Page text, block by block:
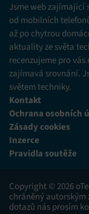
Jsme web zajímající
od mobilních
až po chytrou
aktuality ze světa
recenzujeme pro
zajímavá srovnání.
světem techniky.
Kontakt
Ochrana osobních
Zásady cookies
Inzerce
Pravidla soutěže
Copyright © 2026
chráněný autorským
dotazů nás prosím